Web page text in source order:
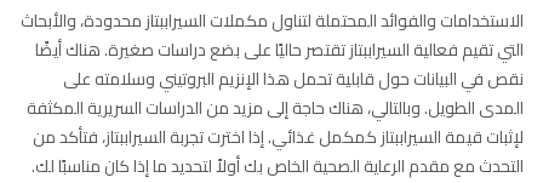
الاستخدامات والفوائد المحتملة لتناول مكملات السيراببتاز محدودة، والأبحاث
التي تقيم فعالية السيراببتاز تقتصر حاليًا على بضع دراسات صغيرة. هناك أيضًا
نقص في البيانات حول قابلية تحمل هذا الإنزيم البروتيني وسلامته على
المدى الطويل. وبالتالي، هناك حاجة إلى مزيد من الدراسات السريرية المكثفة
لإثبات قيمة السيراببتاز كمكمل غذائي. إذا اخترت تجربة السيراببتاز، فتأكد من
التحدث مع مقدم الرعاية الصحية الخاص بك أولاً لتحديد ما إذا كان مناسبًا لك.